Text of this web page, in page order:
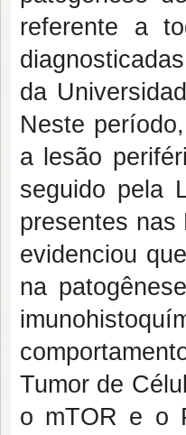
referente a
da
Neste
a lesão
seguido pela
presentes nas
evidenciou
na
Tumor de
o mTOR e o